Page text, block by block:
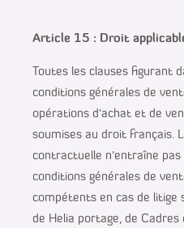
Article 15 : Droit
Toutes les clauses figurant
conditions générales de
opérations d’achat et de
soumises au droit français.
contractuelle n’entraîne
conditions générales de
compétents en cas de litige
de Helia portage, de